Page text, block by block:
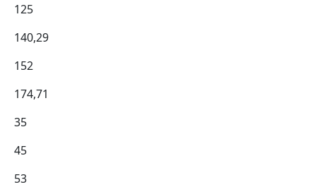
125
140,29
152
174,71
35
45
53